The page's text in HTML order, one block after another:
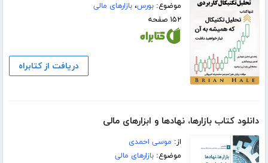
موضوع:بورس،بازارهای مالی
۱۵۲ صفحه
دریافت از کتابراه
دانلود کتاب بازارها، نهادها و ابزارهای مالی
از: موسی احمدی
موضوع:بازارهای مالی